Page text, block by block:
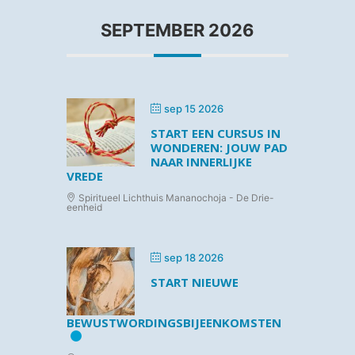
SEPTEMBER 2026
sep 15 2026
START EEN CURSUS IN
WONDEREN: JOUW PAD
NAAR INNERLIJKE
VREDE
Spiritueel Lichthuis Mananochoja - De Drie-
eenheid
sep 18 2026
START NIEUWE
BEWUSTWORDINGSBIJEENKOMSTEN